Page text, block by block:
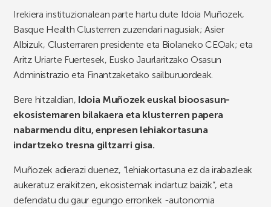
Irekiera instituzionalean parte hartu dute Idoia Muñozek,
Basque Health Clusterren zuzendari nagusiak; Asier
Albizuk, Clusterraren presidente eta Biolaneko CEOak; eta
Aritz Uriarte Fuertesek, Eusko Jaurlaritzako Osasun
Administrazio eta Finantzaketako sailburuordeak.
Bere hitzaldian, Idoia Muñozek euskal bioosasun-
ekosistemaren bilakaera eta klusterren papera
nabarmendu ditu, enpresen lehiakortasuna
indartzeko tresna giltzarri gisa.
Muñozek adierazi duenez, “lehiakortasuna ez da irabazleak
aukeratuz eraikitzen, ekosistemak indartuz baizik”, eta
defendatu du gaur egungo erronkek -autonomia